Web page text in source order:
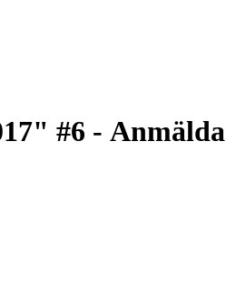
#6 - Anmälda